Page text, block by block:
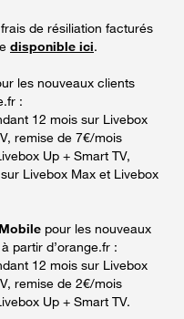
de résiliation facturés
disponible ici.
les nouveaux clients
:
12 mois sur Livebox
remise de 7€/mois
Up + Smart TV,
Livebox Max et Livebox
pour les nouveaux
partir d’orange.fr :
12 mois sur Livebox
remise de 2€/mois
Up + Smart TV.